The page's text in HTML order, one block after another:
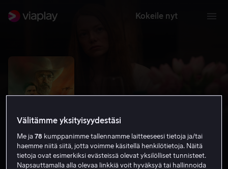
Kokeile nyt
Välitämme yksityisyydestäsi
Me ja78 kumppanimme tallennamme laitteeseesi tietoja ja/tai
haemme niitä siitä, jotta voimme käsitellä henkilötietoja. Näitä
tietoja ovat esimerkiksi evästeissä olevat yksilölliset tunnisteet.
Napsauttamalla alla olevaa linkkiä voit hyväksyä tai hallinnoida